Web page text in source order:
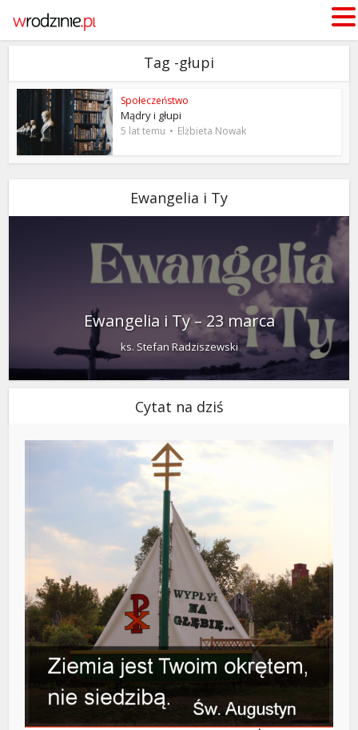
Tag -głupi
Społeczeństwo
Mądry i głupi
5 lat temu Elżbieta Nowak
Ewangelia i Ty
Ewangelia i Ty – 23 marca
ks. Stefan Radziszewski
Cytat na dziś